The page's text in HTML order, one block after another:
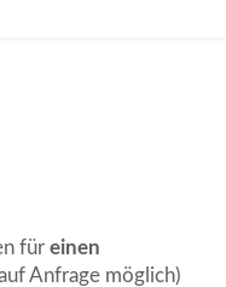
für einen
Anfrage möglich)